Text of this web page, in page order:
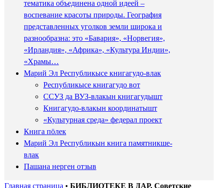
тематика объединена одной идеей –
воспевание красоты природы. География
представленных уголков земли широка и
разнообразна: это «Бавария», «Норвегия»,
«Ирландия», «Африка», «Культура Индии»,
«Храмы…
Марий Эл Республикысе книгагудо-влак
Республикысе книгагудо вот
ССУЗ да ВУЗ-влакын книгагудышт
Книгагудо-влакын координатышт
«Культурная среда» федерал проект
Книга пӧлек
Марий Эл Республикын книга памятникше-
влак
Пашана нерген отзыв
Главная страница • БИБЛИОТЕКЕ В ДАР. Советские